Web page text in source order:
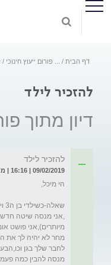
דף הבית פורום ייעוץ חינוכי
להזכיר לילד
דיון מתוך
להזכיר לילד
09/02/2019 | 16:16 | מאת: אילנית
,אני מנסה שיטה
מחר לא יהיה לך את
לחבר שלך בגן
מנסה להבין כמה